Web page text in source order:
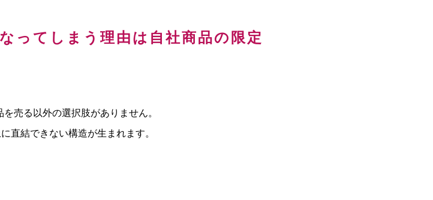
ってしまう理由は自社商品の限定
売る以外の選択肢がありません。
直結できない構造が生まれます。